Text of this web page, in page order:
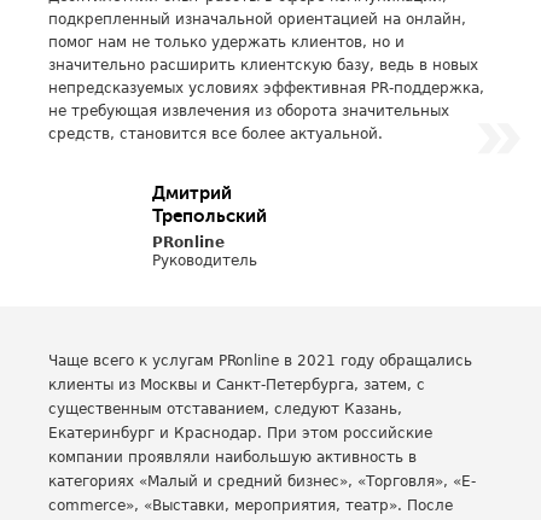
подкрепленный изначальной ориентацией на онлайн,
помог нам не только удержать клиентов, но и
значительно расширить клиентскую базу, ведь в новых
непредсказуемых условиях эффективная PR-поддержка,
не требующая извлечения из оборота значительных
средств, становится все более актуальной.
Дмитрий
Трепольский
PRonline
Руководитель
Чаще всего к услугам PRonline в 2021 году обращались
клиенты из Москвы и Санкт-Петербурга, затем, с
существенным отставанием, следуют Казань,
Екатеринбург и Краснодар. При этом российские
компании проявляли наибольшую активность в
категориях «Малый и средний бизнес», «Торговля», «E-
commerce», «Выставки, мероприятия, театр». После